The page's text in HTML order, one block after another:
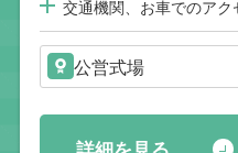
交通機関、お車でのア
公営式場